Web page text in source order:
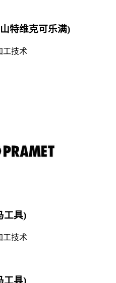
特维克可乐满)
工技术
工具)
工技术
工具)